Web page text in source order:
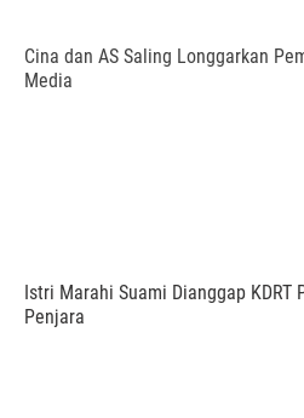
Cina dan AS Saling Longgarkan
Media
Istri Marahi Suami Dianggap KDRT
Penjara